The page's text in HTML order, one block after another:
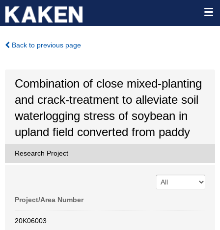
Back to previous page
Combination of close mixed-planting
and crack-treatment to alleviate soil
waterlogging stress of soybean in
upland field converted from paddy
Research Project
Project/Area Number
20K06003